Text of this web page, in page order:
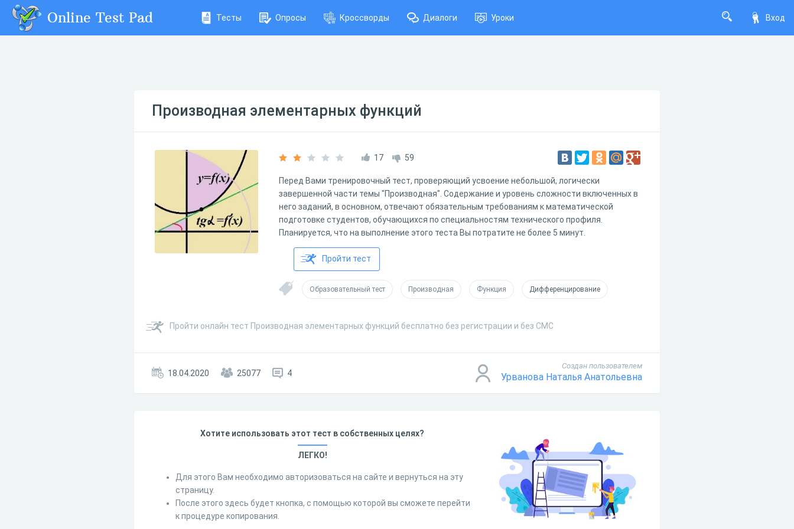
Вход
Online Test Pad Тесты Опросы Кроссворды Диалоги Уроки
Производная элементарных функций
17 59
Перед Вами тренировочный тест, проверяющий усвоение небольшой, логически
завершенной части темы "Производная". Содержание и уровень сложности включенных в
него заданий, в основном, отвечают обязательным требованиям к математической
подготовке студентов, обучающихся по специальностям технического профиля.
Планируется, что на выполнение этого теста Вы потратите не более 5 минут.
Пройти тест
Образовательный тест Производная Функция Дифференцирование
Пройти онлайн тест Производная элементарных функций бесплатно без регистрации и без СМС
18.04.2020 25077 4
Создан пользователем
Урванова Наталья Анатольевна
Хотите использовать этот тест в собственных целях?
ЛЕГКО!
Для этого Вам необходимо авторизоваться на сайте и вернуться на эту
страницу.
После этого здесь будет кнопка, с помощью которой вы сможете перейти
к процедуре копирования.